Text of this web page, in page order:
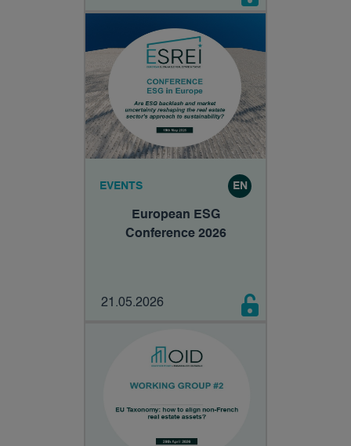
EVENTS EN
European ESG
Conference 2026
21.05.2026